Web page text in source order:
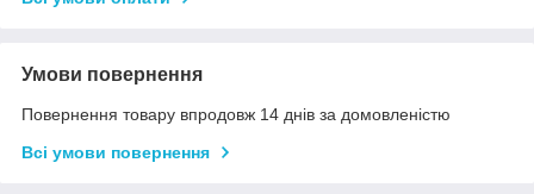
Умови повернення
Повернення товару впродовж 14 днів за домовленістю
Всі умови повернення